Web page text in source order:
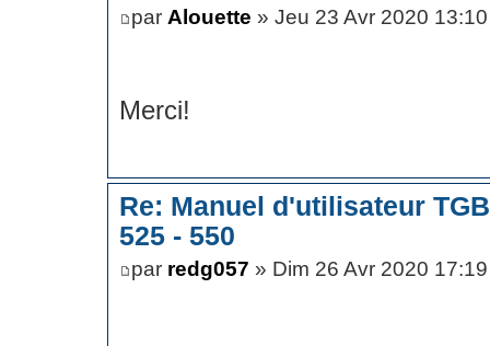
par Alouette » Jeu 23 Avr 2020 13:10
Merci!
Re: Manuel d'utilisateur
525 - 550
par redg057 » Dim 26 Avr 2020 17:19